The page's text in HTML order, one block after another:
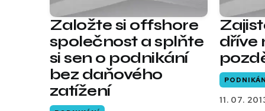
Založte si offshore
společnost a splňte
si sen o podnikání
bez daňového
zatížení
dříve
11. 07.